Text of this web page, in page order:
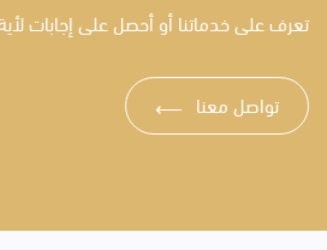
تعرف على خدماتنا أو أحصل على إجابات
تواصل معنا ⟶